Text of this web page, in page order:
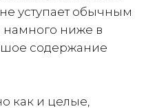
уступает обычным
ниже в
содержание
как и целые,